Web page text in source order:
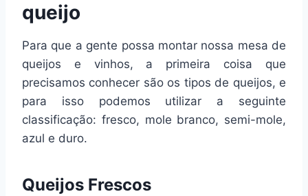
queijo
Para que a gente possa montar nossa mesa de
queijos e vinhos, a primeira coisa que
precisamos conhecer são os tipos de queijos, e
para isso podemos utilizar a seguinte
classificação: fresco, mole branco, semi-mole,
azul e duro.
Queijos Frescos